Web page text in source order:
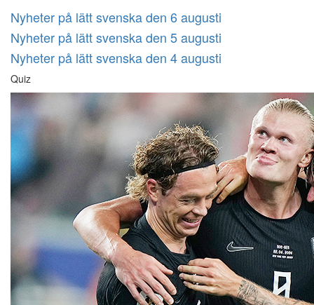
Nyheter på lätt svenska den 6 augusti
Nyheter på lätt svenska den 5 augusti
Nyheter på lätt svenska den 4 augusti
Quiz